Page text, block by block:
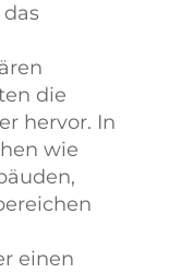
die
hervor. In
wie
einen